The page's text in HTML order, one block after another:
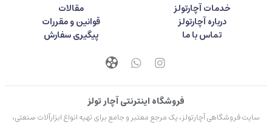
خدمات آچارتولز
مقالات
درباره آچارتولز
قوانین و مقررات
تماس با ما
پیگیری سفارش
فروشگاه اینترنتی آچار تولز
سایت فروشگاهی آچارتولز، یک مرجع معتبر و جامع برای تهیه انواع ابزارآلات صنعتی،